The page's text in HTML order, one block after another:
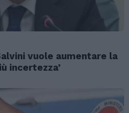
vuole aumentare la
incertezza’